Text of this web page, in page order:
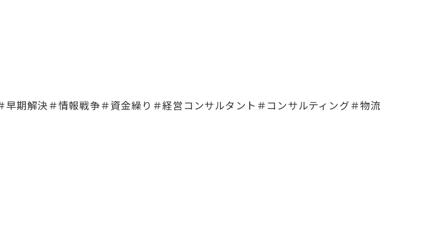
期解決＃情報戦争＃資金繰り＃経営コンサルタント＃コンサルティング＃物流